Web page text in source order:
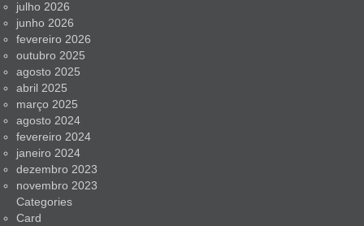
julho 2026
junho 2026
fevereiro 2026
outubro 2025
agosto 2025
abril 2025
março 2025
agosto 2024
fevereiro 2024
janeiro 2024
dezembro 2023
novembro 2023
Categories
Card